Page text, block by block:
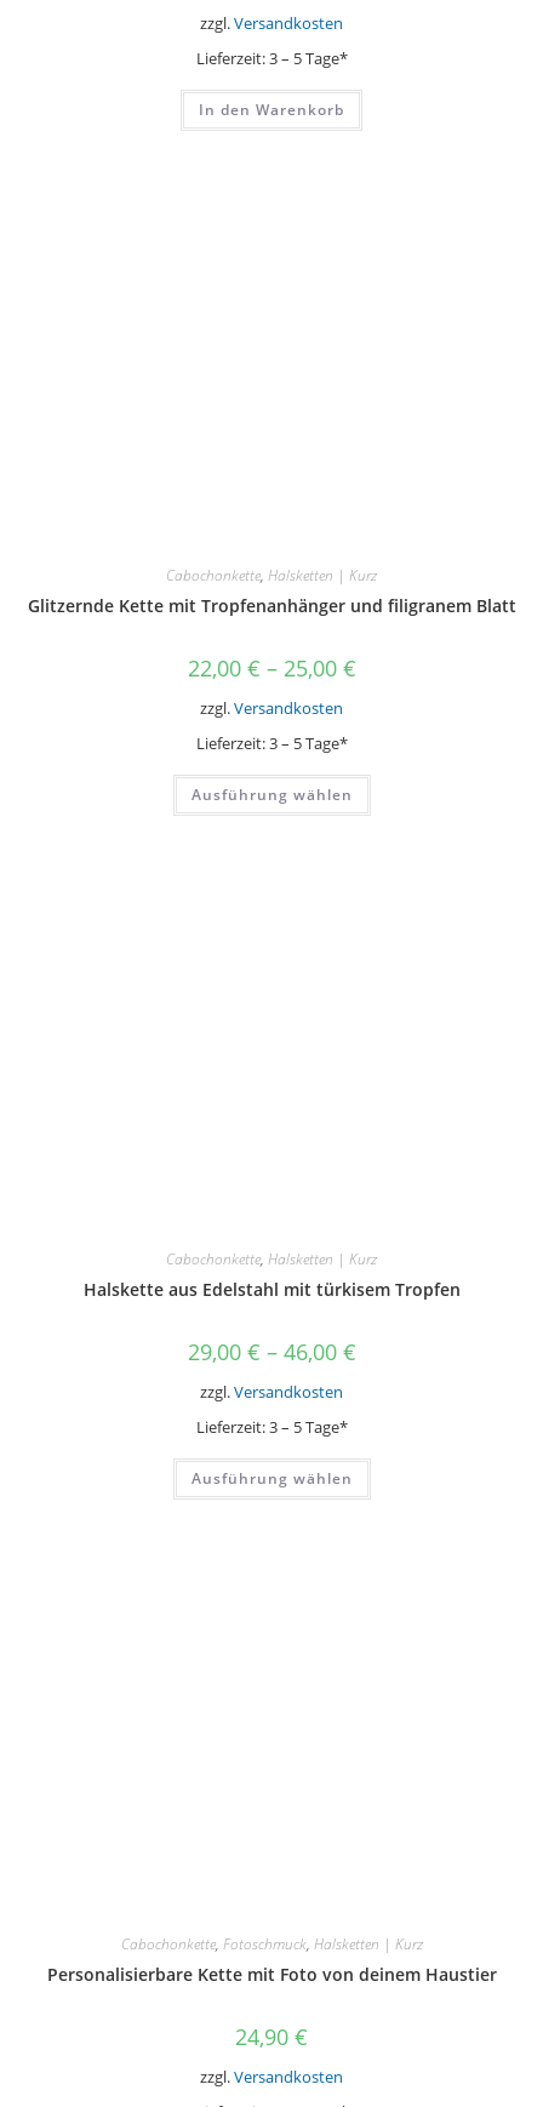
zzgl.Versandkosten
Lieferzeit:3 – 5 Tage*
In den Warenkorb
Cabochonkette, Halsketten | Kurz
Glitzernde Kette mit Tropfenanhänger und filigranem Blatt
22,00 € – 25,00 €
zzgl.Versandkosten
Lieferzeit:3 – 5 Tage*
Ausführung wählen
Dieses
weist
Cabochonkette, Halsketten | Kurz
Halskette aus Edelstahl mit türkisem Tropfen
29,00 € – 46,00 €
zzgl.Versandkosten
Lieferzeit:3 – 5 Tage*
Ausführung wählen
Dieses
weist
Cabochonkette, Fotoschmuck, Halsketten | Kurz
Personalisierbare Kette mit Foto von deinem Haustier
24,90 €
zzgl.Versandkosten